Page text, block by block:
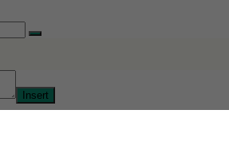
Insert